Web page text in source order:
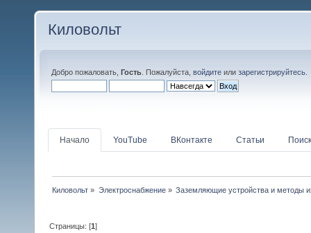
Киловольт
Добро пожаловать, Гость . Пожалуйста, войдите или зарегистрируйтесь
Начало YouTube ВКонтакте Статьи Поиск
Киловольт » Электроснабжение» Заземляющие устройства и методы
Страницы: [1]